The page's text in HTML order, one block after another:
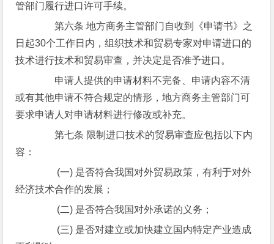
管部门履行进口许可手续。
第六条 地方商务主管部门自收到《申请书》之
日起30个工作日内，组织技术和贸易专家对申请进口的
技术进行技术和贸易审查，并决定是否准予进口。
申请人提供的申请材料不完备、申请内容不清
或有其他申请不符合规定的情形，地方商务主管部门可
要求申请人对申请材料进行修改或补充。
第七条 限制进口技术的贸易审查应包括以下内
容：
(一) 是否符合我国对外贸易政策，有利于对外
经济技术合作的发展；
(二) 是否符合我国对外承诺的义务；
(三) 是否对建立或加快建立国内特定产业造成